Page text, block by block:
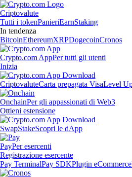
Criptovalute
Tutti i tokenPanieriEarnStaking
In tendenza
BitcoinEthereumXRPDogecoinCronos
Crypto.com AppPer tutti gli utenti
Inizia
CriptovaluteCarta prepagata VisaLevel
OnchainPer gli appassionati di Web3
Ottieni estensione
SwapStakeScopri le dApp
PayPer esercenti
Registrazione esercente
Pay TerminalPay SDKPlugin eCommerce